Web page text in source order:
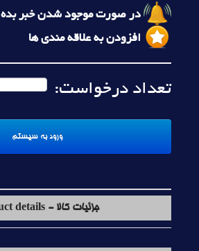
در صورت موجود شدن خبر بده
افزودن به علاقه مندی ها
تعداد درخواست:
جزئیات کالا - Product details